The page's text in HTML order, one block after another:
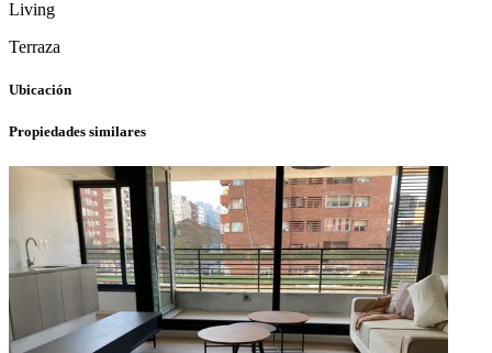
Living
Terraza
Ubicación
Propiedades similares